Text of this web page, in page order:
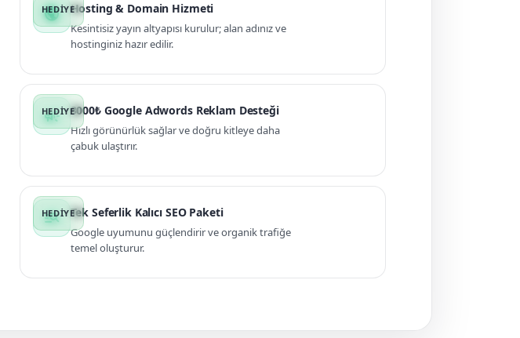
public Hosting & Domain Hizmeti
Kesintisiz yayın altyapısı kurulur; alan adınız ve
hostinginiz hazır edilir.
campaign 3000₺ Google Adwords Reklam Desteği
Hızlı görünürlük sağlar ve doğru kitleye daha
çabuk ulaştırır.
manage_search Tek Seferlik Kalıcı SEO Paketi
Google uyumunu güçlendirir ve organik trafiğe
temel oluşturur.